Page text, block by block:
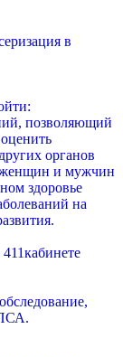
в
позволяющий
органов
женщин и мужчин
здоровье
на